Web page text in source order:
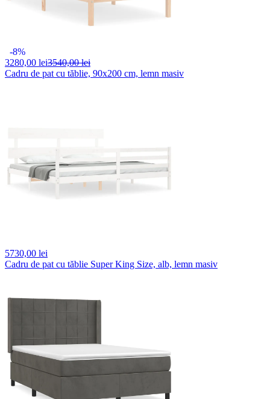
-8%
3280,00 lei3540,00 lei
Cadru de pat cu tăblie, 90x200 cm, lemn masiv
5730,00 lei
Cadru de pat cu tăblie Super King Size, alb, lemn masiv